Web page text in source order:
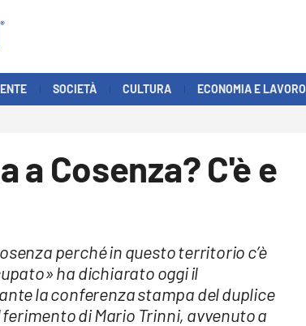
SOCIETÀ CULTURA ECONOMIA E LAVORO
Cosenza? C'è e
perché in questo territorio c’è
ha dichiarato oggi il
la conferenza stampa del duplice
di Mario Trinni, avvenuto a